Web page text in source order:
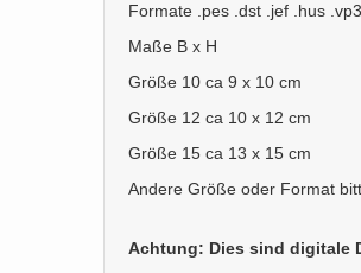
Formate .pes .dst .jef .hus
Maße B x H
Größe 10 ca 9 x 10 cm
Größe 12 ca 10 x 12 cm
Größe 15 ca 13 x 15 cm
Andere Größe oder Format
Achtung: Dies sind digitale